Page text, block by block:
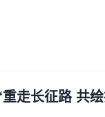
走长征路 共